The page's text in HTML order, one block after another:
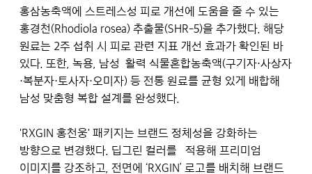
홍삼농축액에 스트레스성 피로 개선에 도움을 줄 수 있는
홍경천(Rhodiola rosea) 추출물(SHR-5)을 추가했다. 해당
원료는 2주 섭취 시 피로 관련 지표 개선 효과가 확인된 바
있다. 또한, 녹용, 남성 활력 식물혼합농축액(구기자·사상자
·복분자·토사자·오미자) 등 전통 원료를 균형 있게 배합해
남성 맞춤형 복합 설계를 완성했다.
'RXGIN 홍천웅' 패키지는 브랜드 정체성을 강화하는
방향으로 변경했다. 딥그린 컬러를 적용해 프리미엄
이미지를 강조하고, 전면에 ‘RXGIN’ 로고를 배치해 브랜드